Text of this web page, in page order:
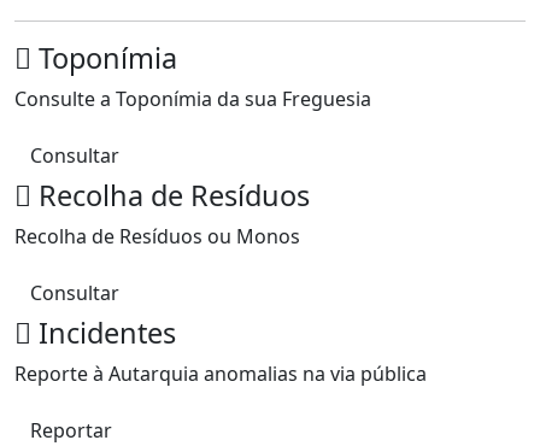
Toponímia
Consulte a Toponímia da sua Freguesia
Consultar
Recolha de Resíduos
Recolha de Resíduos ou Monos
Consultar
Incidentes
Reporte à Autarquia anomalias na via pública
Reportar